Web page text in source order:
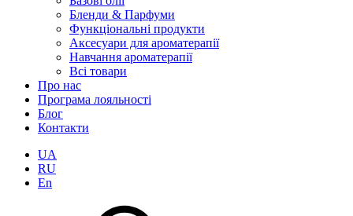
Бленди & Парфуми
Функціональні продукти
Аксесуари для ароматерапії
Навчання ароматерапії
Всі товари
Про нас
Програма лояльності
Блог
Контакти
UA
RU
En